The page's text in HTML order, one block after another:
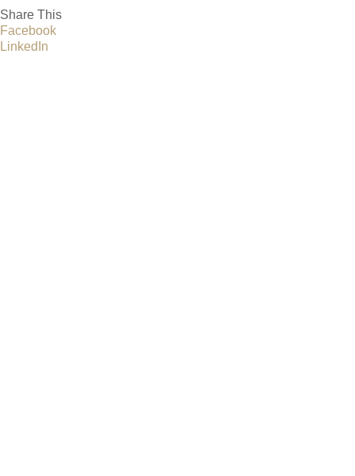
Share This
Facebook
LinkedIn